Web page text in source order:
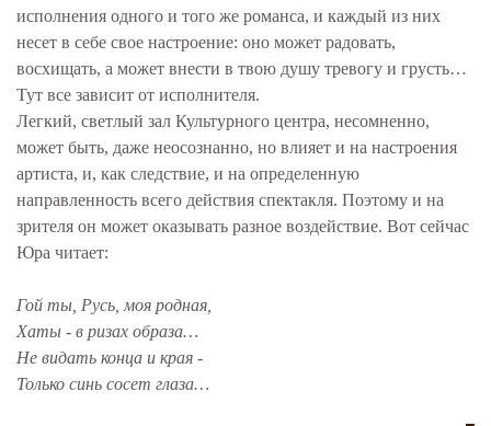
исполнения одного и того же романса, и каждый из них
несет в себе свое настроение: оно может радовать,
восхищать, а может внести в твою душу тревогу и грусть…
Тут все зависит от исполнителя.
Легкий, светлый зал Культурного центра, несомненно,
может быть, даже неосознанно, но влияет и на настроения
артиста, и, как следствие, и на определенную
направленность всего действия спектакля. Поэтому и на
зрителя он может оказывать разное воздействие. Вот сейчас
Юра читает:
Гой ты, Русь, моя родная,
Хаты - в ризах образа…
Не видать конца и края -
Только синь сосет глаза…